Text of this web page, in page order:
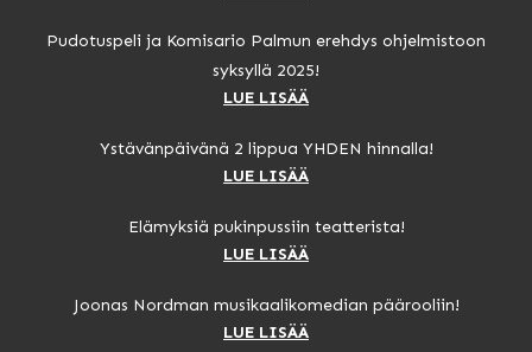
Pudotuspeli ja Komisario Palmun erehdys ohjelmistoon
syksyllä 2025!
LUE LISÄÄ
Ystävänpäivänä 2 lippua YHDEN hinnalla!
LUE LISÄÄ
Elämyksiä pukinpussiin teatterista!
LUE LISÄÄ
Joonas Nordman musikaalikomedian päärooliin!
LUE LISÄÄ